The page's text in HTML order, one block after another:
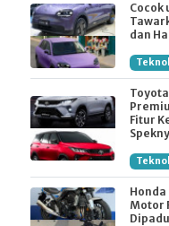
Cocok
dan
Fitur
Honda
Motor